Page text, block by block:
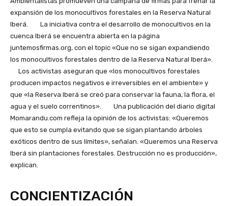
expansión de los monocultivos forestales en la Reserva Natural
Iberá. La iniciativa contra el desarrollo de monocultivos en la
cuenca Iberá se encuentra abierta en la página
juntemosfirmas.org, con el topic «Que no se sigan expandiendo
los monocultivos forestales dentro de la Reserva Natural Iberá».
Los activistas aseguran que «los monocultivos forestales
producen impactos negativos e irreversibles en el ambiente» y
que «la Reserva Iberá se creó para conservar la fauna, la flora, el
agua y el suelo correntinos». Una publicación del diario digital
Momarandu.com refleja la opinión de los activistas: «Queremos
que esto se cumpla evitando que se sigan plantando árboles
exóticos dentro de sus límites», señalan. «Queremos una Reserva
Iberá sin plantaciones forestales. Destrucción no es producción»,
explican.
CONCIENTIZACIÓN